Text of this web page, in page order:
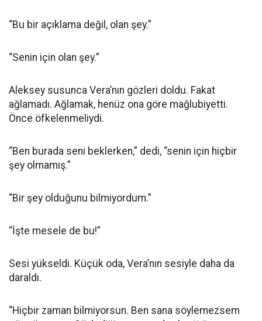
“Bu bir açıklama değil, olan şey.”
“Senin için olan şey.”
Aleksey susunca Vera’nın gözleri doldu. Fakat
ağlamadı. Ağlamak, henüz ona göre mağlubiyetti.
Önce öfkelenmeliydi.
“Ben burada seni beklerken,” dedi, “senin için hiçbir
şey olmamış.”
“Bir şey olduğunu bilmiyordum.”
“İşte mesele de bu!”
Sesi yükseldi. Küçük oda, Vera’nın sesiyle daha da
daraldı.
“Hiçbir zaman bilmiyorsun. Ben sana söylemezsem